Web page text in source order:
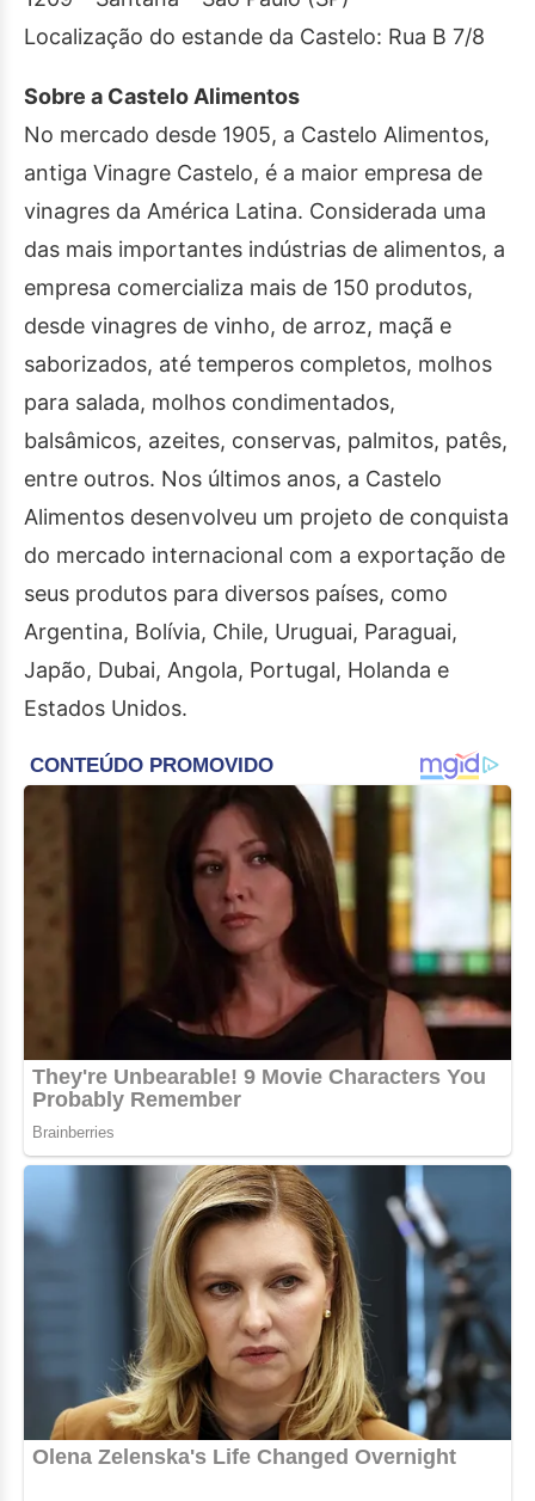
Localização do estande da Castelo: Rua B 7/8
Sobre a Castelo Alimentos
No mercado desde 1905, a Castelo Alimentos,
antiga Vinagre Castelo, é a maior empresa de
vinagres da América Latina. Considerada uma
das mais importantes indústrias de alimentos, a
empresa comercializa mais de 150 produtos,
desde vinagres de vinho, de arroz, maçã e
saborizados, até temperos completos, molhos
para salada, molhos condimentados,
balsâmicos, azeites, conservas, palmitos, patês,
entre outros. Nos últimos anos, a Castelo
Alimentos desenvolveu um projeto de conquista
do mercado internacional com a exportação de
seus produtos para diversos países, como
Argentina, Bolívia, Chile, Uruguai, Paraguai,
Japão, Dubai, Angola, Portugal, Holanda e
Estados Unidos.